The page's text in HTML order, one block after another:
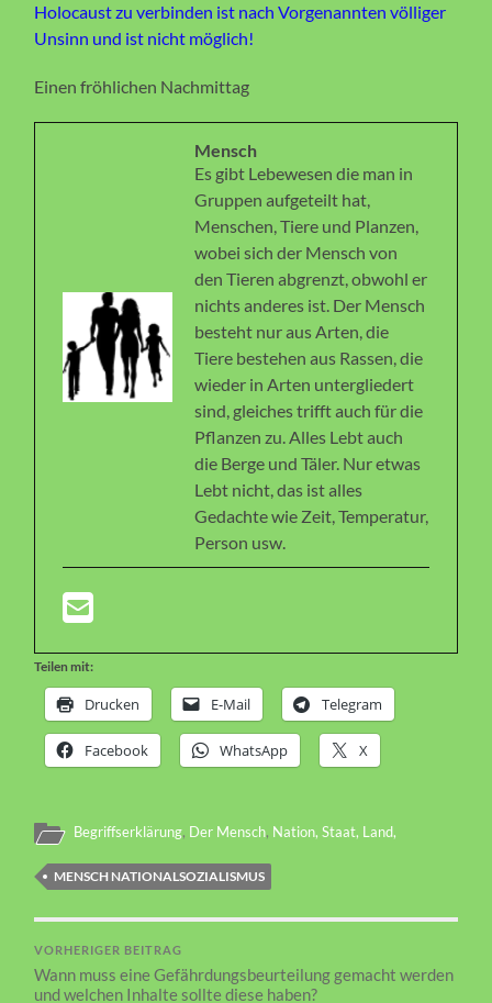
Holocaust zu verbinden ist nach Vorgenannten völliger
Unsinn und ist nicht möglich!
Einen fröhlichen Nachmittag
Mensch
Es gibt Lebewesen die man in
Gruppen aufgeteilt hat,
Menschen, Tiere und Planzen,
wobei sich der Mensch von
den Tieren abgrenzt, obwohl er
nichts anderes ist. Der Mensch
besteht nur aus Arten, die
Tiere bestehen aus Rassen, die
wieder in Arten untergliedert
sind, gleiches trifft auch für die
Pflanzen zu. Alles Lebt auch
die Berge und Täler. Nur etwas
Lebt nicht, das ist alles
Gedachte wie Zeit, Temperatur,
Person usw.
Teilen mit:
Drucken E-Mail Telegram
Facebook WhatsApp X
Begriffserklärung, Der Mensch, Nation, Staat, Land,
MENSCH NATIONALSOZIALISMUS
VORHERIGER BEITRAG
Wann muss eine Gefährdungsbeurteilung gemacht werden
und welchen Inhalte sollte diese haben?